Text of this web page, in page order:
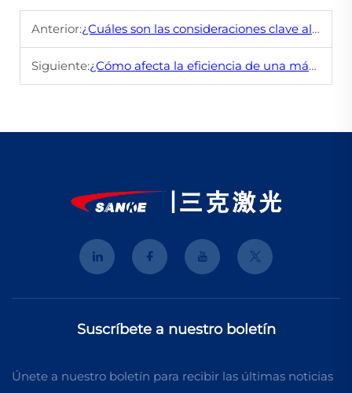
Anterior:¿Cuáles son las consideraciones clave al integrar una fuente láser en un sistema automatizado?
Siguiente:¿Cómo afecta la eficiencia de una máquina de marcado láser al costo total de producción y al rendimiento?
Suscríbete a nuestro boletín
Únete a nuestro boletín para recibir las últimas noticias